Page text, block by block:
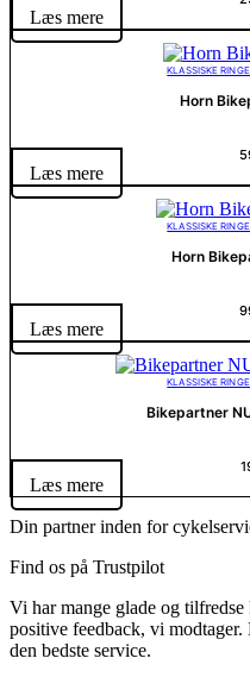
Læs mere
KLASSISKE
Horn
Læs mere
KLASSISKE
Horn
Læs mere
KLASSISKE
Bikepartner
Læs mere
Din partner inden for
Find os på Trustpilot
Vi har mange glade og
positive feedback, vi
den bedste service.